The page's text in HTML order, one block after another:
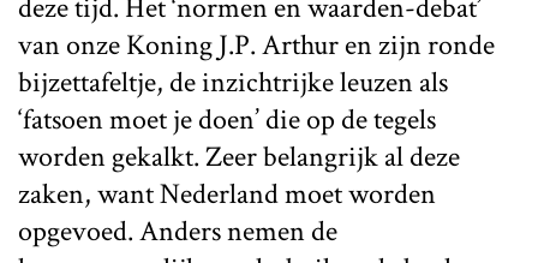
van onze Koning J.P. Arthur en zijn ronde
bijzettafeltje, de inzichtrijke leuzen als
‘fatsoen moet je doen’ die op de tegels
worden gekalkt. Zeer belangrijk al deze
zaken, want Nederland moet worden
opgevoed. Anders nemen de